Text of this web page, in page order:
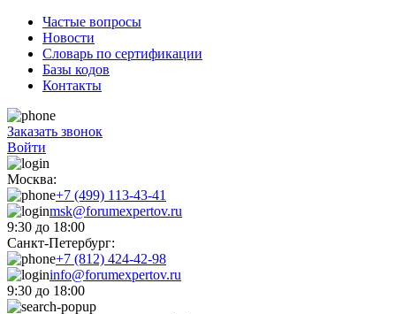
Частые вопросы
Новости
Словарь по сертификации
Базы кодов
Контакты
Заказать звонок
Войти
Москва:
+7 (499) 113-43-41
msk@forumexpertov.ru
9:30 до 18:00
Санкт-Петербург:
+7 (812) 424-42-98
info@forumexpertov.ru
9:30 до 18:00